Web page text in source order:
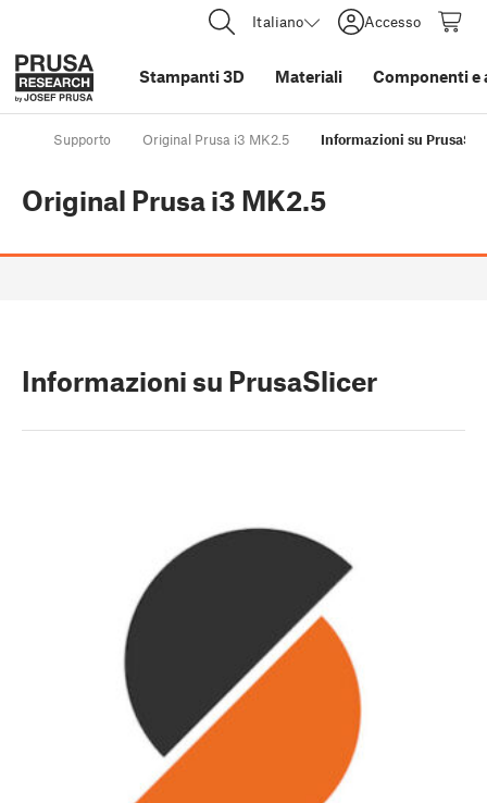
Italiano Accesso
Stampanti 3D Materiali Componenti e
Supporto Original Prusa i3 MK2.5 Informazioni su
Original Prusa i3 MK2.5
Informazioni su PrusaSlicer